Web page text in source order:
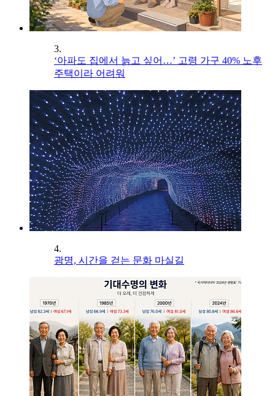
3.
‘아파도 집에서 늙고 싶어…’ 고령 가구 40% 노후
주택이라 어려워
4.
광명, 시간을 걷는 문화 마실길